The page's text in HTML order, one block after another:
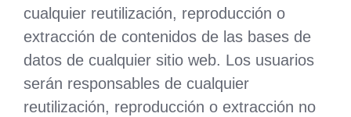
cualquier reutilización, reproducción o
extracción de contenidos de las bases de
datos de cualquier sitio web. Los usuarios
serán responsables de cualquier
reutilización, reproducción o extracción no